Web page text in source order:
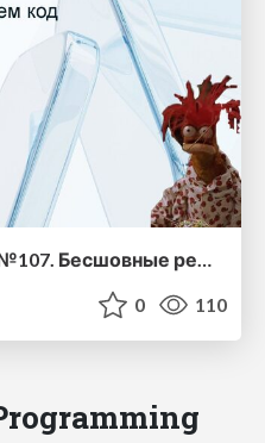
Moscow Python Meetup №107. Бесшовные релизы глазами разработчика: обновляем код Облака без API
0 110